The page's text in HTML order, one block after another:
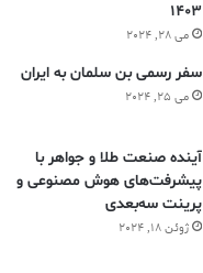
1403
می 28, 2024
سفر رسمی بن سلمان به ایران
می 25, 2024
آینده صنعت طلا و جواهر با
پیشرفت‌های هوش مصنوعی و
پرینت سه‌بعدی
ژوئن 18, 2024